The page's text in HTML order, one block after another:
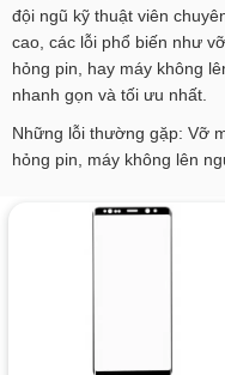
đội ngũ kỹ thuật viên
cao, các lỗi phổ biến như
hỏng pin, hay máy không
nhanh gọn và tối ưu nhất.
Những lỗi thường gặp: Vỡ
hỏng pin, máy không lên